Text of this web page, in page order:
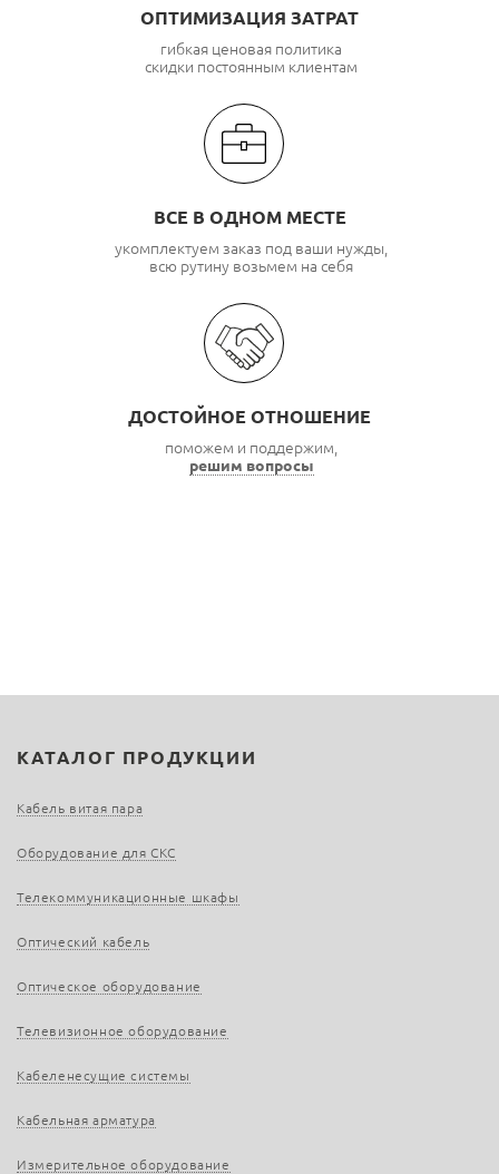
ОПТИМИЗАЦИЯ ЗАТРАТ
гибкая ценовая политика
скидки постоянным клиентам
ВСЕ В ОДНОМ МЕСТЕ
укомплектуем заказ под ваши нужды,
всю рутину возьмем на себя
ДОСТОЙНОЕ ОТНОШЕНИЕ
поможем и поддержим,
решим вопросы
КАТАЛОГ ПРОДУКЦИИ
Кабель витая пара
Оборудование для СКС
Телекоммуникационные шкафы
Оптический кабель
Оптическое оборудование
Телевизионное оборудование
Кабеленесущие системы
Кабельная арматура
Измерительное оборудование